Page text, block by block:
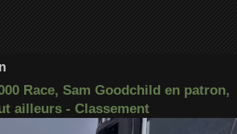
Race, Sam Goodchild en patron,
ailleurs - Classement